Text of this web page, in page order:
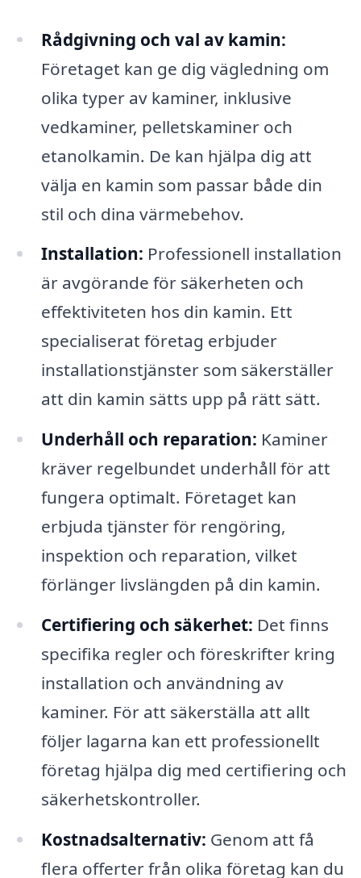
Rådgivning och val av kamin:
Företaget kan ge dig vägledning om
olika typer av kaminer, inklusive
vedkaminer, pelletskaminer och
etanolkamin. De kan hjälpa dig att
välja en kamin som passar både din
stil och dina värmebehov.
Installation: Professionell installation
är avgörande för säkerheten och
effektiviteten hos din kamin. Ett
specialiserat företag erbjuder
installationstjänster som säkerställer
att din kamin sätts upp på rätt sätt.
Underhåll och reparation: Kaminer
kräver regelbundet underhåll för att
fungera optimalt. Företaget kan
erbjuda tjänster för rengöring,
inspektion och reparation, vilket
förlänger livslängden på din kamin.
Certifiering och säkerhet: Det finns
specifika regler och föreskrifter kring
installation och användning av
kaminer. För att säkerställa att allt
följer lagarna kan ett professionellt
företag hjälpa dig med certifiering och
säkerhetskontroller.
Kostnadsalternativ: Genom att få
flera offerter från olika företag kan du